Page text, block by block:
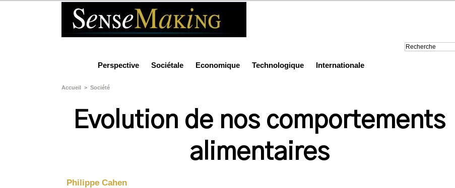
Perspective Sociétale Economique Technologique Internationale
Accueil > Société
Evolution de nos comportements
alimentaires
Philippe Cahen